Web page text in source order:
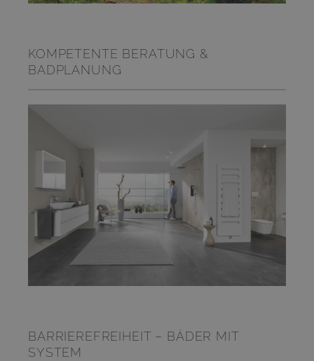
KOMPETENTE BERATUNG &
BADPLANUNG
BARRIEREFREIHEIT – BÄDER MIT
SYSTEM